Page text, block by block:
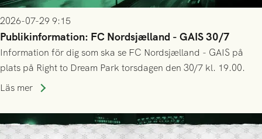
2026-07-29 9:15
Publikinformation: FC Nordsjælland - GAIS 30/7
Information för dig som ska se FC Nordsjælland - GAIS på
plats på Right to Dream Park torsdagen den 30/7 kl. 19.00.
Läs mer